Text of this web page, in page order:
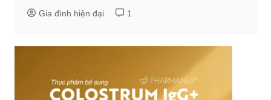
Gia đình hiện đại 1